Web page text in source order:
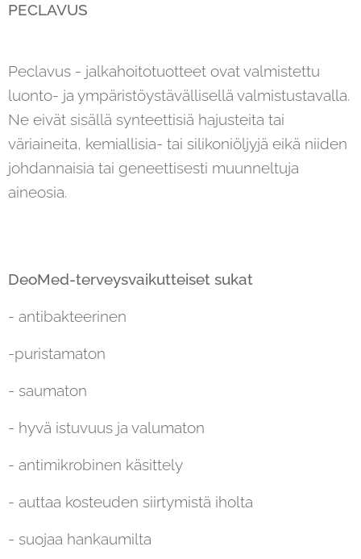
PECLAVUS
Peclavus - jalkahoitotuotteet ovat valmistettu
luonto- ja ympäristöystävällisellä valmistustavalla.
Ne eivät sisällä synteettisiä hajusteita tai
väriaineita, kemiallisia- tai silikoniöljyjä eikä niiden
johdannaisia tai geneettisesti muunneltuja
aineosia.
DeoMed-terveysvaikutteiset sukat
- antibakteerinen
-puristamaton
- saumaton
- hyvä istuvuus ja valumaton
- antimikrobinen käsittely
- auttaa kosteuden siirtymistä iholta
- suojaa hankaumilta